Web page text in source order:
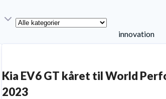
Kategori
innovation
Kia EV6 GT kåret til World
2023